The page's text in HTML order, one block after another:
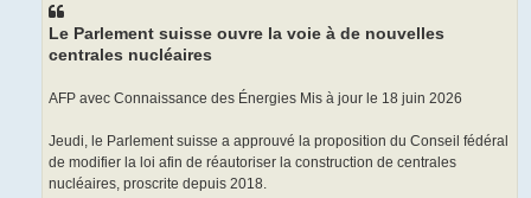
Le Parlement suisse ouvre la voie à de nouvelles
centrales nucléaires
AFP avec Connaissance des Énergies Mis à jour le 18 juin 2026
Jeudi, le Parlement suisse a approuvé la proposition du Conseil fédéral
de modifier la loi afin de réautoriser la construction de centrales
nucléaires, proscrite depuis 2018.